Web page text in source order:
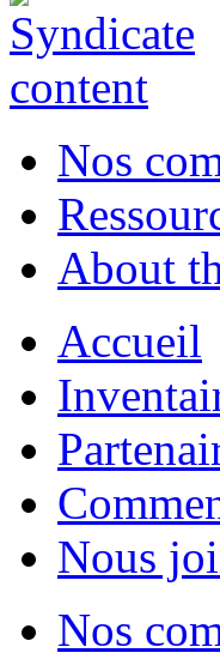
Nos
About
Accueil
Nous
Nos